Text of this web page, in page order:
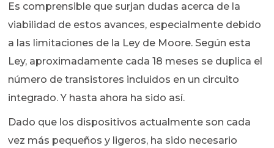
Es comprensible que surjan dudas acerca de la
viabilidad de estos avances, especialmente debido
a las limitaciones de la Ley de Moore. Según esta
Ley, aproximadamente cada 18 meses se duplica el
número de transistores incluidos en un circuito
integrado. Y hasta ahora ha sido así.
Dado que los dispositivos actualmente son cada
vez más pequeños y ligeros, ha sido necesario